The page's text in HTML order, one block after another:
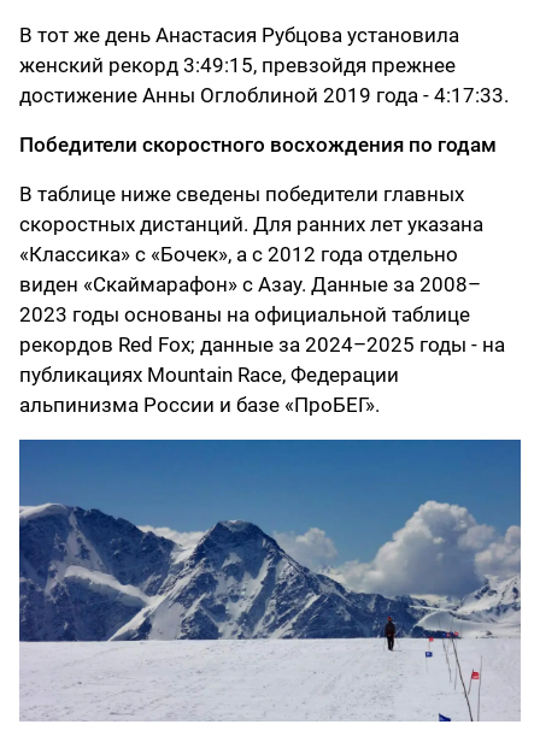
В тот же день Анастасия Рубцова установила
женский рекорд 3:49:15, превзойдя прежнее
достижение Анны Оглоблиной 2019 года - 4:17:33.
Победители скоростного восхождения по годам
В таблице ниже сведены победители главных
скоростных дистанций. Для ранних лет указана
«Классика» с «Бочек», а с 2012 года отдельно
виден «Скаймарафон» с Азау. Данные за 2008–
2023 годы основаны на официальной таблице
рекордов Red Fox; данные за 2024–2025 годы - на
публикациях Mountain Race, Федерации
альпинизма России и базе «ПроБЕГ».